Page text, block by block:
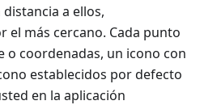
a ellos,
el más cercano. Cada punto
o coordenadas, un icono con
establecidos por defecto
en la aplicación